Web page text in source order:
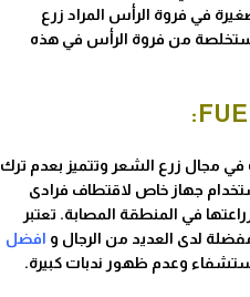
في فروة الرأس المراد زرع
من فروة الرأس في هذه
في مجال زرع الشعر وتتميز بعدم ترك
جهاز خاص لاقتطاف فرادى
في المنطقة المصابة. تعتبر
افضل
وعدم ظهور ندبات كبيرة.